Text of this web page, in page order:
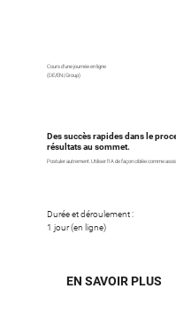
Cours d'une journée en ligne
(DE/EN | Group)
Des succès rapides dans le
résultats au sommet.
Postuler autrement. Utiliser l'IA de façon ciblée comme
Durée et déroulement :
1 jour (en ligne)
EN SAVOIR PLUS